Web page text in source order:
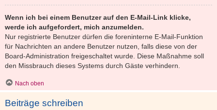
Wenn ich bei einem Benutzer auf den E-Mail-Link klicke,
werde ich aufgefordert, mich anzumelden.
Nur registrierte Benutzer dürfen die foreninterne E-Mail-Funktion
für Nachrichten an andere Benutzer nutzen, falls diese von der
Board-Administration freigeschaltet wurde. Diese Maßnahme soll
den Missbrauch dieses Systems durch Gäste verhindern.
Nach oben
Beiträge schreiben